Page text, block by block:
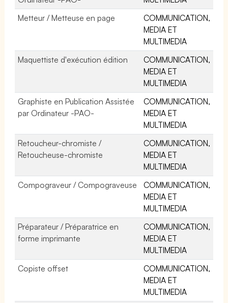
Metteur / Metteuse en page
COMMUNICATION,
MEDIA ET
MULTIMEDIA
Maquettiste d'exécution édition
COMMUNICATION,
MEDIA ET
MULTIMEDIA
Graphiste en Publication Assistée
par Ordinateur -PAO-
COMMUNICATION,
MEDIA ET
MULTIMEDIA
Retoucheur-chromiste /
Retoucheuse-chromiste
COMMUNICATION,
MEDIA ET
MULTIMEDIA
Compograveur / Compograveuse
COMMUNICATION,
MEDIA ET
MULTIMEDIA
Préparateur / Préparatrice en
forme imprimante
COMMUNICATION,
MEDIA ET
MULTIMEDIA
Copiste offset
COMMUNICATION,
MEDIA ET
MULTIMEDIA